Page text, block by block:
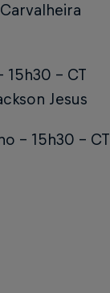
– CT
Jesus
– 15h30 – CT